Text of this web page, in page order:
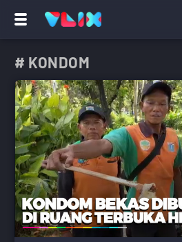
# KONDOM